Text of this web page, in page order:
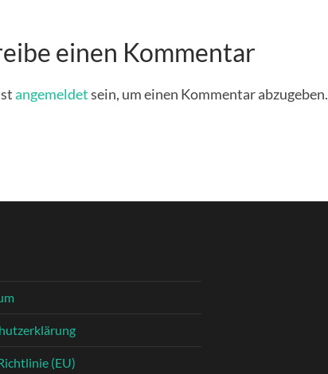
einen Kommentar
angemeldetsein, um einen Kommentar abzugeben.
(EU)